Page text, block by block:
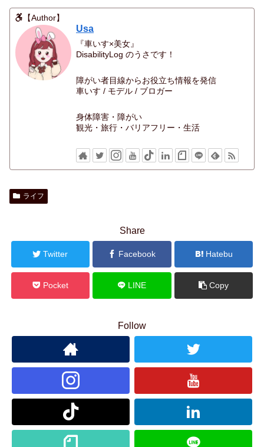
【Author】
Usa
『車いす×美女』
DisabilityLog のうさです！
障がい者目線からお役立ち情報を発信
車いす / モデル / ブロガー
身体障害・障がい
観光・旅行・バリアフリー・生活
ライフ
Share
Twitter Facebook Hatebu
Pocket LINE Copy
Follow